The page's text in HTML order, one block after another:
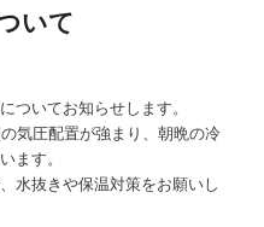
いて
ついてお知らせします。
気圧配置が強まり、朝晩の冷
ます。
水抜きや保温対策をお願いし